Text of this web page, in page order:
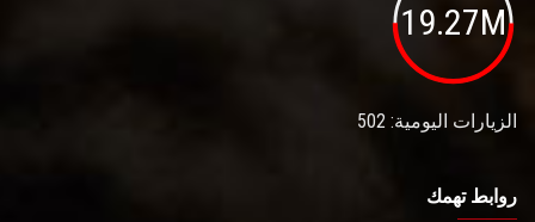
19.27M
الزيارات اليومية: 502
روابط تهمك